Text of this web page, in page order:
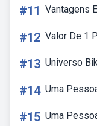
#11 Vantagens
#12 Valor De 1
#13 Universo
#14 Uma
#15 Uma